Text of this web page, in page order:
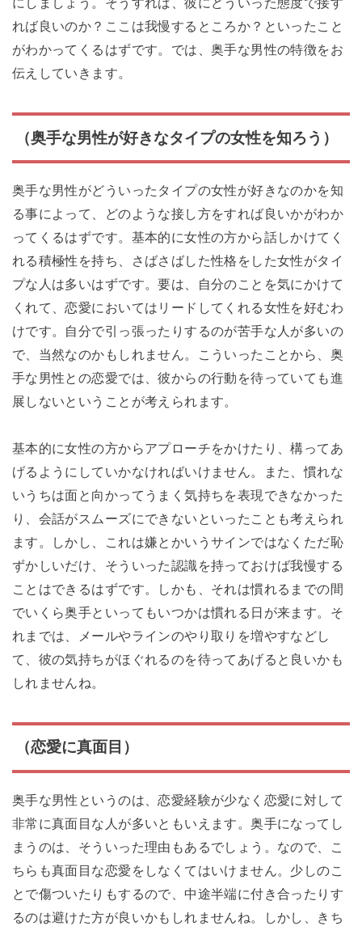
れば良いのか？ここは我慢するところか？といったこと
がわかってくるはずです。では、奥手な男性の特徴をお
伝えしていきます。
（奥手な男性が好きなタイプの女性を知ろう）
奥手な男性がどういったタイプの女性が好きなのかを知
る事によって、どのような接し方をすれば良いかがわか
ってくるはずです。基本的に女性の方から話しかけてく
れる積極性を持ち、さばさばした性格をした女性がタイ
プな人は多いはずです。要は、自分のことを気にかけて
くれて、恋愛においてはリードしてくれる女性を好むわ
けです。自分で引っ張ったりするのが苦手な人が多いの
で、当然なのかもしれません。こういったことから、奥
手な男性との恋愛では、彼からの行動を待っていても進
展しないということが考えられます。
基本的に女性の方からアプローチをかけたり、構ってあ
げるようにしていかなければいけません。また、慣れな
いうちは面と向かってうまく気持ちを表現できなかった
り、会話がスムーズにできないといったことも考えられ
ます。しかし、これは嫌とかいうサインではなくただ恥
ずかしいだけ、そういった認識を持っておけば我慢する
ことはできるはずです。しかも、それは慣れるまでの間
でいくら奥手といってもいつかは慣れる日が来ます。そ
れまでは、メールやラインのやり取りを増やすなどし
て、彼の気持ちがほぐれるのを待ってあげると良いかも
しれませんね。
（恋愛に真面目）
奥手な男性というのは、恋愛経験が少なく恋愛に対して
非常に真面目な人が多いともいえます。奥手になってし
まうのは、そういった理由もあるでしょう。なので、こ
ちらも真面目な恋愛をしなくてはいけません。少しのこ
とで傷ついたりもするので、中途半端に付き合ったりす
るのは避けた方が良いかもしれませんね。しかし、きち